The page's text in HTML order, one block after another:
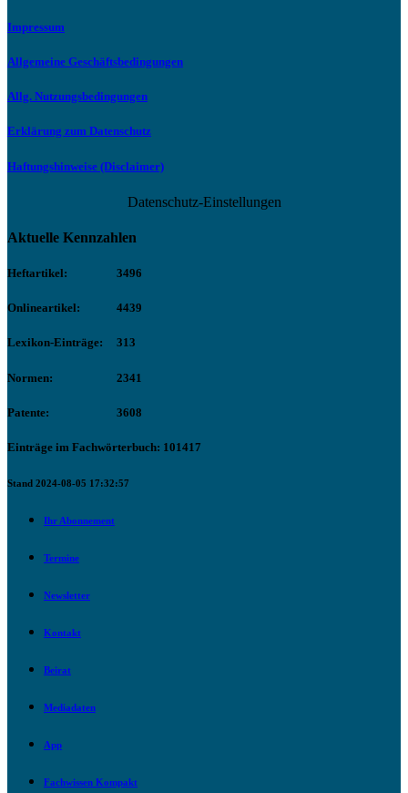
Impressum
Allgemeine Geschäftsbedingungen
Allg. Nutzungsbedingungen
Erklärung zum Datenschutz
Haftungshinweise (Disclaimer)
Datenschutz-Einstellungen
Aktuelle Kennzahlen
Heftartikel: 3496
Onlineartikel: 4439
Lexikon-Einträge: 313
Normen: 2341
Patente: 3608
Einträge im Fachwörterbuch: 101417
Stand 2024-08-05 17:32:57
Ihr Abonnement
Termine
Newsletter
Kontakt
Beirat
Mediadaten
App
Fachwissen Kompakt